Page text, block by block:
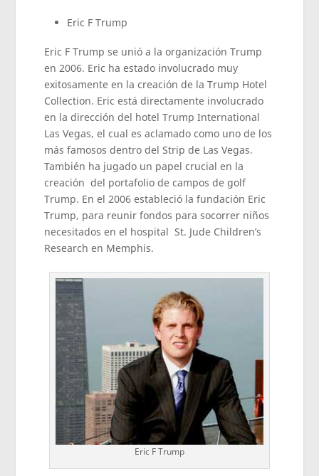
Eric F Trump
Eric F Trump se unió a la organización Trump
en 2006. Eric ha estado involucrado muy
exitosamente en la creación de la Trump Hotel
Collection. Eric está directamente involucrado
en la dirección del hotel Trump International
Las Vegas, el cual es aclamado como uno de los
más famosos dentro del Strip de Las Vegas.
También ha jugado un papel crucial en la
creación del portafolio de campos de golf
Trump. En el 2006 estableció la fundación Eric
Trump, para reunir fondos para socorrer niños
necesitados en el hospital St. Jude Children’s
Research en Memphis.
Eric F Trump